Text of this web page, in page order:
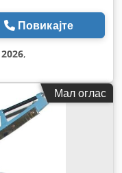
Повикајте
2026,
Мал оглас